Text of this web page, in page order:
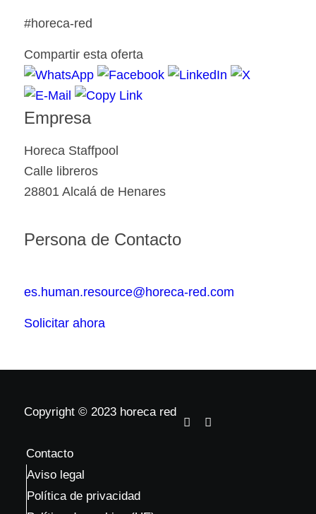
#horeca-red
Compartir esta oferta
Empresa
Horeca Staffpool
Calle libreros
28801 Alcalá de Henares
Persona de Contacto
es.human.resource@horeca-red.com
Solicitar ahora
Copyright © 2023 horeca red
Contacto
Aviso legal
Política de privacidad